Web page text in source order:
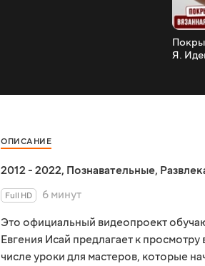
Я.
ОПИСАНИЕ
2012 - 2022, Познавательные,
Full HD
6 минут
Это официальный видеопроект
Евгения Исай предлагает к
числе уроки для мастеров, которые